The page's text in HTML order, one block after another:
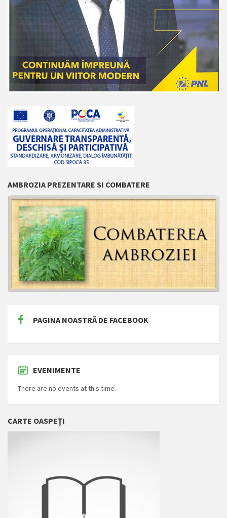
AMBROZIA PREZENTARE SI COMBATERE
PAGINA NOASTRĂ DE FACEBOOK
EVENIMENTE
There are no events at this time.
CARTE OASPEȚI